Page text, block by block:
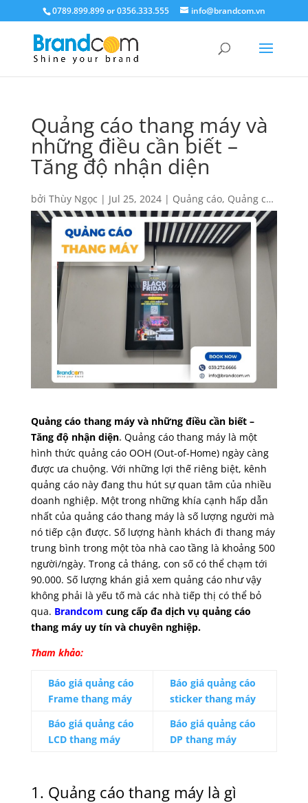
0789.899.899 or 0356.333.555 info@brandcom.vn
Quảng cáo thang máy và
những điều cần biết –
Tăng độ nhận diện
bởi Thùy Ngọc | Jul 25, 2024| Quảng cáo, Quảng cáo
thang máy
Quảng cáo thang máy và những điều cần biết –
Tăng độ nhận diện. Quảng cáo thang máy là một
hình thức quảng cáo OOH (Out-of-Home) ngày càng
được ưa chuộng. Với những lợi thế riêng biệt, kênh
quảng cáo này đang thu hút sự quan tâm của nhiều
doanh nghiệp. Một trong những khía cạnh hấp dẫn
nhất của quảng cáo thang máy là số lượng người mà
nó tiếp cận được. Số lượng hành khách đi thang máy
trung bình trong một tòa nhà cao tầng là khoảng 500
người/ngày. Trong cả tháng, con số có thể chạm tới
90.000. Số lượng khán giả xem quảng cáo như vậy
không phải là yếu tố mà các nhà tiếp thị có thể bỏ
qua. Brandcom cung cấp đa dịch vụ quảng cáo
thang máy uy tín và chuyên nghiệp.
Tham khảo:
Báo giá quảng cáo
Frame thang máy
Báo giá quảng cáo
sticker thang máy
Báo giá quảng cáo
LCD thang máy
Báo giá quảng cáo
DP thang máy
1. Quảng cáo thang máy là gì